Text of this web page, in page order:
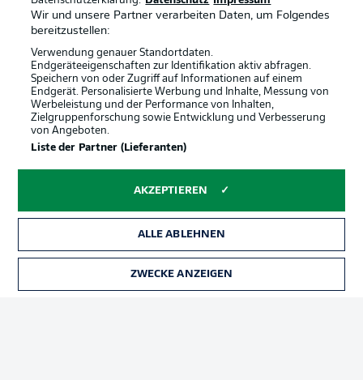
Wir und unsere Partner verarbeiten Daten, um Folgendes
bereitzustellen:
Verwendung genauer Standortdaten.
Endgeräteeigenschaften zur Identifikation aktiv abfragen.
Speichern von oder Zugriff auf Informationen auf einem
Endgerät. Personalisierte Werbung und Inhalte, Messung von
Werbeleistung und der Performance von Inhalten,
Zielgruppenforschung sowie Entwicklung und Verbesserung
von Angeboten.
Liste der Partner (Lieferanten)
AKZEPTIEREN
ALLE ABLEHNEN
ZWECKE ANZEIGEN